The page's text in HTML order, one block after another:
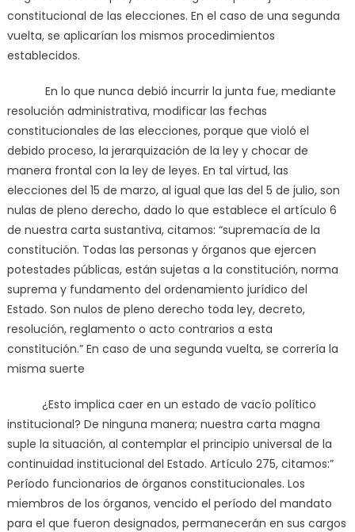
constitucional de las elecciones. En el caso de una segunda
vuelta, se aplicarían los mismos procedimientos
establecidos.
En lo que nunca debió incurrir la junta fue, mediante
resolución administrativa, modificar las fechas
constitucionales de las elecciones, porque que violó el
debido proceso, la jerarquización de la ley y chocar de
manera frontal con la ley de leyes. En tal virtud, las
elecciones del 15 de marzo, al igual que las del 5 de julio, son
nulas de pleno derecho, dado lo que establece el artículo 6
de nuestra carta sustantiva, citamos: “supremacía de la
constitución. Todas las personas y órganos que ejercen
potestades públicas, están sujetas a la constitución, norma
suprema y fundamento del ordenamiento jurídico del
Estado. Son nulos de pleno derecho toda ley, decreto,
resolución, reglamento o acto contrarios a esta
constitución.” En caso de una segunda vuelta, se correría la
misma suerte
¿Esto implica caer en un estado de vacío político
institucional? De ninguna manera; nuestra carta magna
suple la situación, al contemplar el principio universal de la
continuidad institucional del Estado. Artículo 275, citamos:”
Período funcionarios de órganos constitucionales. Los
miembros de los órganos, vencido el período del mandato
para el que fueron designados, permanecerán en sus cargos